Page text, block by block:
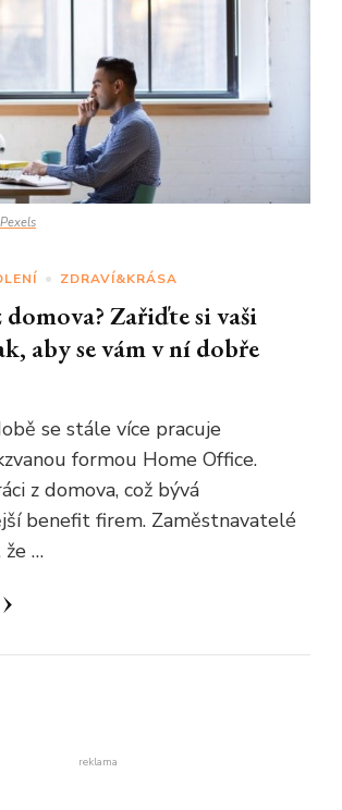
ZDRAVÍ&KRÁSA
domova? Zařiďte si vaši
aby se vám v ní dobře
se stále více pracuje
formou Home Office.
z domova, což bývá
benefit firem. Zaměstnavatelé
že …
reklama